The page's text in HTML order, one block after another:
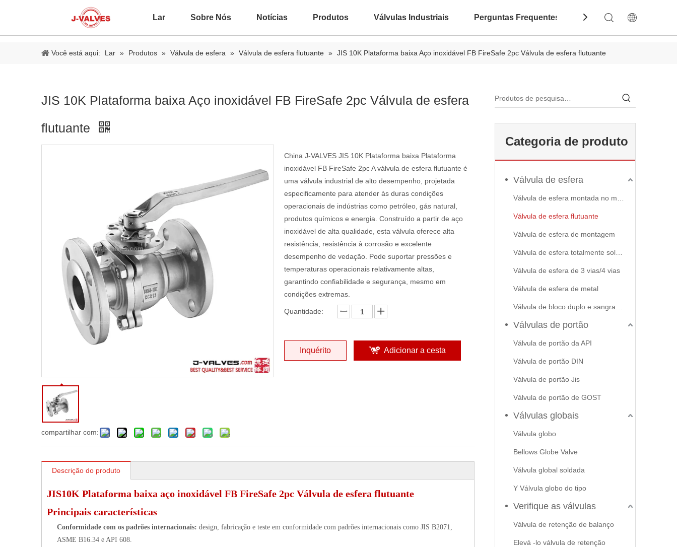
Lar Sobre Nós Notícias Produtos Válvulas Industriais Perguntas Frequentes Contate-Nos
Você está aqui: Lar » Produtos » Válvula de esfera » Válvula de esfera flutuante » JIS 10K Plataforma baixa Aço inoxidável FB FireSafe 2pc Válvula de esfera flutuante
JIS 10K Plataforma baixa Aço inoxidável FB FireSafe 2pc Válvula de esfera
flutuante
compartilhar com:
China J-VALVES JIS 10K Plataforma baixa Plataforma
inoxidável FB FireSafe 2pc A válvula de esfera flutuante é
uma válvula industrial de alto desempenho, projetada
especificamente para atender às duras condições
operacionais de indústrias como petróleo, gás natural,
produtos químicos e energia. Construído a partir de aço
inoxidável de alta qualidade, esta válvula oferece alta
resistência, resistência à corrosão e excelente
desempenho de vedação. Pode suportar pressões e
temperaturas operacionais relativamente altas,
garantindo confiabilidade e segurança, mesmo em
condições extremas.
Quantidade:
Inquérito Adicionar a cesta
Descrição do produto
JIS10K Plataforma baixa aço inoxidável FB FireSafe 2pc Válvula de esfera flutuante
Principais características
Conformidade com os padrões internacionais: design, fabricação e teste em conformidade com padrões internacionais como JIS B2071,
ASME B16.34 e API 608.
Categoria de produto
Válvula de esfera
Válvula de esfera flutuante
Válvula de esfera de montagem
Válvula de esfera de 3 vias/4 vias
Válvula de esfera de metal
Válvulas de portão
Válvula de portão da API
Válvula de portão DIN
Válvula de portão Jis
Válvula de portão de GOST
Válvulas globais
Válvula globo
Bellows Globe Valve
Válvula global soldada
Y Válvula globo do tipo
Verifique as válvulas
Válvula de retenção de balanço
Elevá -lo válvula de retenção